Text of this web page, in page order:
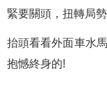
緊要關頭，扭轉局
抬頭看看外面車水
抱憾終身的!